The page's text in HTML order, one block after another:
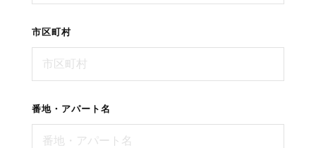
市区町村
番地・アパート名